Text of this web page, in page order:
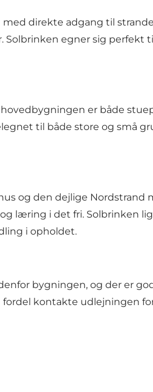
direkte adgang til
egner sig perfekt
er både
til både store og små
og den dejlige
læring i det fri. Solbrinken
i opholdet.
bygningen, og der er
kontakte udlejningen